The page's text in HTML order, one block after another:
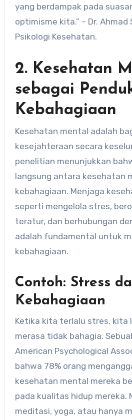
yang berdampak pada
optimisme kita.” – Dr. Ahmad
Psikologi Kesehatan.
2. Kesehatan
sebagai
Kebahagiaan
Kesehatan mental adalah
kesejahteraan secara
penelitian menunjukkan
langsung antara kesehatan
kebahagiaan. Menjaga
seperti mengelola stres,
teratur, dan berhubungan
adalah fundamental untuk
kebahagiaan.
Contoh: Stress
Kebahagiaan
Ketika kita terlalu stres, kita
merasa tidak bahagia.
American Psychological
bahwa 78% orang
kesehatan mental mereka
pada kualitas hidup mereka.
meditasi, yoga, atau hanya